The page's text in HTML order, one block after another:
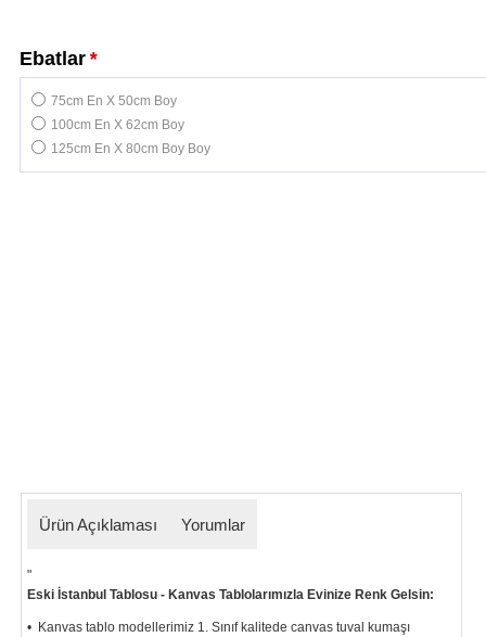
*
Ebatlar
75cm En X 50cm Boy
100cm En X 62cm Boy
125cm En X 80cm Boy Boy
Ürün Açıklaması Yorumlar
"
Eski İstanbul Tablosu - Kanvas Tablolarımızla Evinize Renk Gelsin:
• Kanvas tablo modellerimiz 1. Sınıf kalitede canvas tuval kumaşı